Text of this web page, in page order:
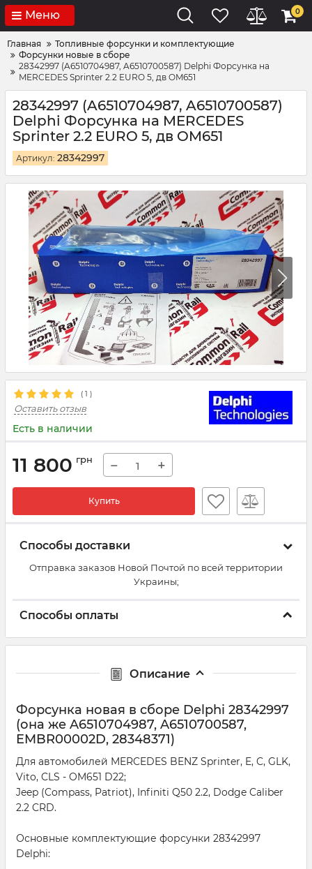
Меню 0
Главная
Топливные форсунки и комплектующие
Форсунки новые в сборе
28342997 (A6510704987, A6510700587) Delphi Форсунка на
MERCEDES Sprinter 2.2 EURO 5, дв OM651
28342997 (A6510704987, A6510700587)
Delphi Форсунка на MERCEDES
Sprinter 2.2 EURO 5, дв OM651
Артикул: 28342997
( 1 )
Оставить отзыв
Есть в наличии
11 800 грн − +
Купить
Способы доставки
Отправка заказов Новой Почтой по всей территории
Украины;
Способы оплаты
Описание
Форсунка новая в сборе Delphi 28342997
(она же A6510704987, A6510700587,
EMBR00002D, 28348371)
Для автомобилей MERCEDES BENZ Sprinter, E, C, GLK,
Vito, CLS - OM651 D22;
Jeep (Compass, Patriot), Infiniti Q50 2.2, Dodge Caliber
2.2 CRD.
Основные комплектующие форсунки 28342997
Delphi: